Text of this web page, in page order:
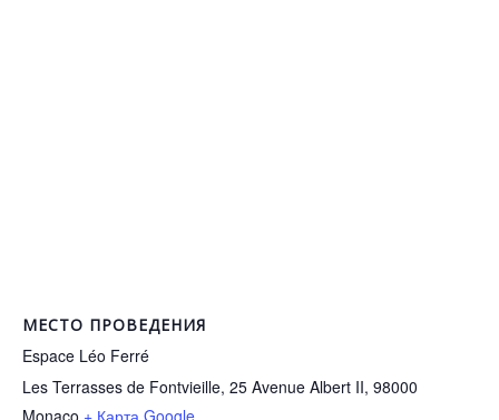
МЕСТО ПРОВЕДЕНИЯ
Espace Léo Ferré
Les Terrasses de Fontvieille, 25 Avenue Albert II, 98000
Monaco + Карта Google